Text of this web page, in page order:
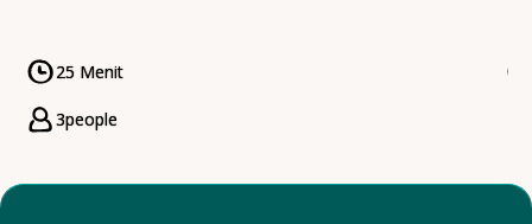
CookingTime
25 Menit
Servings
3people